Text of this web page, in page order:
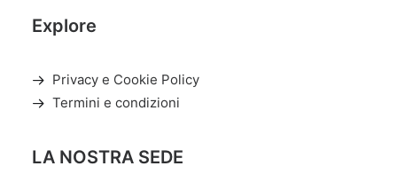
Explore
Privacy e Cookie Policy
Termini e condizioni
LA NOSTRA SEDE